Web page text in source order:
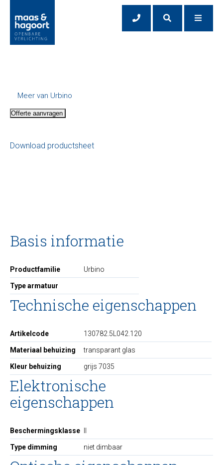
Meer van Urbino
Offerte aanvragen
Download productsheet
Basis informatie
Productfamilie Urbino
Type armatuur
Technische eigenschappen
Artikelcode 130782.5L042.120
Materiaal behuizing transparant glas
Kleur behuizing grijs 7035
Elektronische
eigenschappen
Beschermingsklasse
Type dimming niet dimbaar